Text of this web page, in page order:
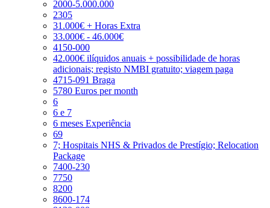
2000-5.000.000
2305
31.000€ + Horas Extra
33.000€ - 46.000€
4150-000
42.000€ ilíquidos anuais + possibilidade de horas
adicionais; registo NMBI gratuito; viagem paga
4715-091 Braga
5780 Euros per month
6
6 e 7
6 meses Experiência
69
7; Hospitais NHS & Privados de Prestígio; Relocation
Package
7400-230
7750
8200
8600-174